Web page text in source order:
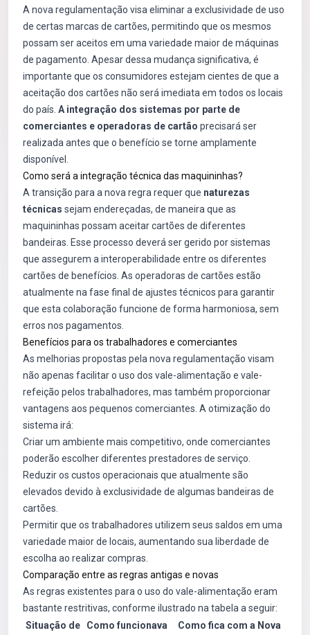
A nova regulamentação visa eliminar a exclusividade de uso
de certas marcas de cartões, permitindo que os mesmos
possam ser aceitos em uma variedade maior de máquinas
de pagamento. Apesar dessa mudança significativa, é
importante que os consumidores estejam cientes de que a
aceitação dos cartões não será imediata em todos os locais
do país. A integração dos sistemas por parte de
comerciantes e operadoras de cartão precisará ser
realizada antes que o benefício se torne amplamente
disponível.
Como será a integração técnica das maquininhas?
A transição para a nova regra requer que naturezas
técnicas sejam endereçadas, de maneira que as
maquininhas possam aceitar cartões de diferentes
bandeiras. Esse processo deverá ser gerido por sistemas
que assegurem a interoperabilidade entre os diferentes
cartões de benefícios. As operadoras de cartões estão
atualmente na fase final de ajustes técnicos para garantir
que esta colaboração funcione de forma harmoniosa, sem
erros nos pagamentos.
Benefícios para os trabalhadores e comerciantes
As melhorias propostas pela nova regulamentação visam
não apenas facilitar o uso dos vale-alimentação e vale-
refeição pelos trabalhadores, mas também proporcionar
vantagens aos pequenos comerciantes. A otimização do
sistema irá:
Criar um ambiente mais competitivo, onde comerciantes
poderão escolher diferentes prestadores de serviço.
Reduzir os custos operacionais que atualmente são
elevados devido à exclusividade de algumas bandeiras de
cartões.
Permitir que os trabalhadores utilizem seus saldos em uma
variedade maior de locais, aumentando sua liberdade de
escolha ao realizar compras.
Comparação entre as regras antigas e novas
As regras existentes para o uso do vale-alimentação eram
bastante restritivas, conforme ilustrado na tabela a seguir:
Situação de
Como funcionava
Como fica com a Nova